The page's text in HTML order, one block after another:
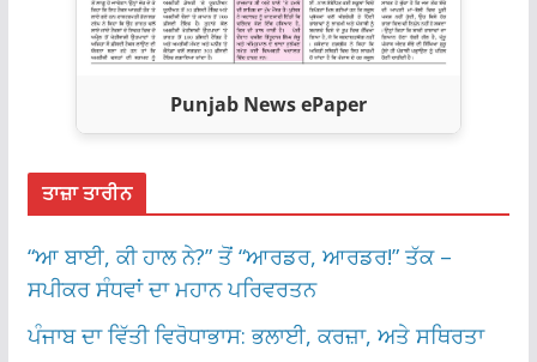
Punjab News ePaper
ਤਾਜ਼ਾ ਤਾਰੀਨ
“ਆ ਬਾਈ, ਕੀ ਹਾਲ ਨੇ?” ਤੋਂ “ਆਰਡਰ, ਆਰਡਰ!” ਤੱਕ –
ਸਪੀਕਰ ਸੰਧਵਾਂ ਦਾ ਮਹਾਨ ਪਰਿਵਰਤਨ
ਪੰਜਾਬ ਦਾ ਵਿੱਤੀ ਵਿਰੋਧਾਭਾਸ: ਭਲਾਈ, ਕਰਜ਼ਾ, ਅਤੇ ਸਥਿਰਤਾ